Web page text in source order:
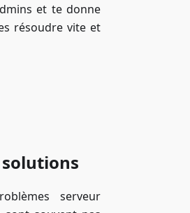
et te donne
résoudre vite et
serveur